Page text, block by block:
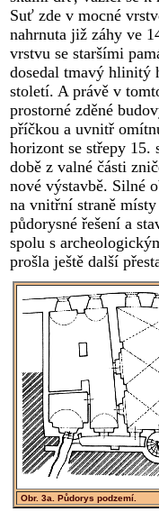
Suť zde v mocné
nahrnuta již záhy ve
vrstvu se staršími
dosedal tmavý hlinitý
století. A právě v
prostorné zděné
příčkou a uvnitř
horizont se střepy 15.
době z valné části
nové výstavbě. Silné
na vnitřní straně
půdorysné řešení a
spolu s
prošla ještě další
Obr. 3a. Půdorys podzemí.